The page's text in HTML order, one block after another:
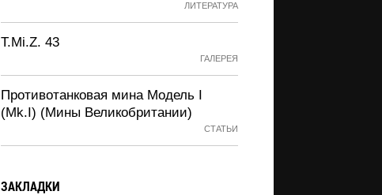
ЛИТЕРАТУРА
T.Mi.Z. 43
ГАЛЕРЕЯ
Противотанковая мина Модель I
(Mk.I) (Мины Великобритании)
СТАТЬИ
ЗАКЛАДКИ